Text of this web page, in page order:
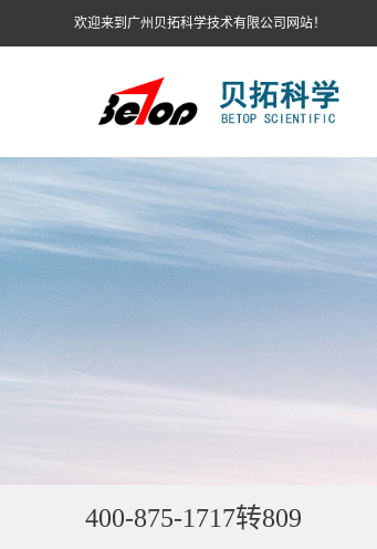
欢迎来到广州贝拓科学技术有限公司网站！
400-875-1717转809